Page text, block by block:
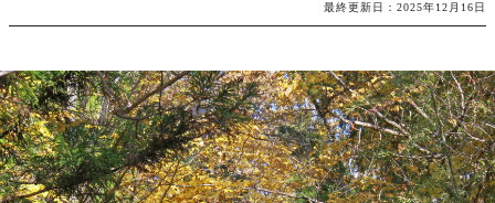
最終更新日：2025年12月16日